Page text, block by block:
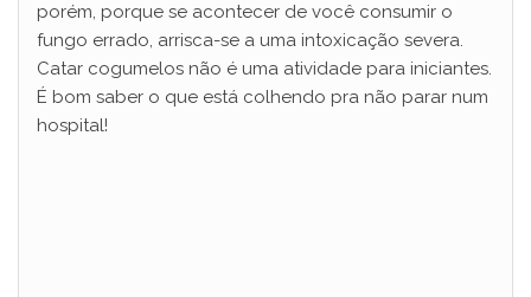
porém, porque se acontecer de você consumir o
fungo errado, arrisca-se a uma intoxicação severa.
Catar cogumelos não é uma atividade para iniciantes.
É bom saber o que está colhendo pra não parar num
hospital!